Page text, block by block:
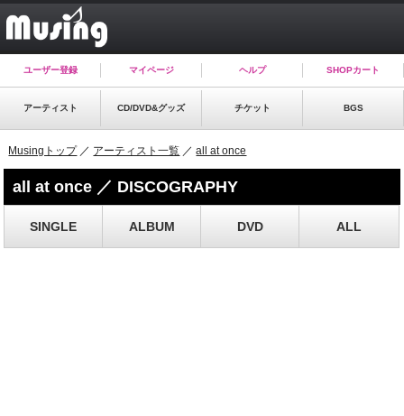
ユーザー登録 マイページ ヘルプ SHOPカート
アーティスト CD/DVD&グッズ チケット BGS
Musingトップ／ アーティスト一覧 ／all at once
all at once ／ DISCOGRAPHY
SINGLE ALBUM DVD ALL